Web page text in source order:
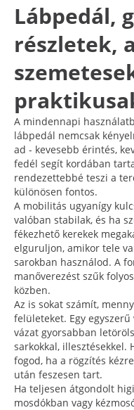
Lábpedál,
részletek,
A mindennapi
lábpedál nemcsak
ad - kevesebb érintés,
fedél segít kordában
rendezettebbé teszi a
különösen fontos.
A mobilitás ugyanígy
valóban stabilak, és ha
fékezhető kerekek
elguruljon, amikor tele
sarokban használod. A
manőverezést szűk
közben.
Az is sokat számít,
felületeket. Egy
vázat gyorsabban
sarkokkal, illesztésekkel.
fogod, ha a rögzítés
után feszesen tart.
Ha teljesen átgondolt
mosdókban vagy